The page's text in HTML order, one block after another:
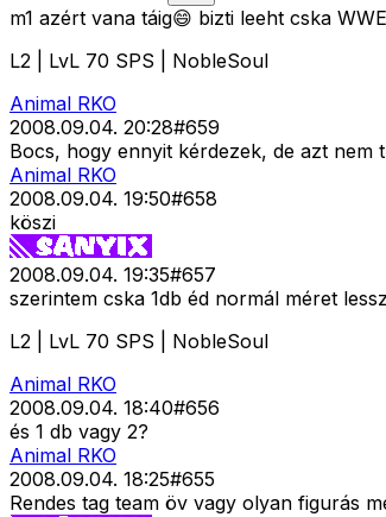
m1 azért vana táig😄 bizti leeht cska
L2 | LvL 70 SPS | NobleSoul
Animal RKO
2008.09.04. 20:28#659
Bocs, hogy ennyit kérdezek, de azt
Animal RKO
2008.09.04. 19:50#658
köszi
2008.09.04. 19:35#657
szerintem cska 1db éd normál méret
L2 | LvL 70 SPS | NobleSoul
Animal RKO
2008.09.04. 18:40#656
és 1 db vagy 2?
Animal RKO
2008.09.04. 18:25#655
Rendes tag team öv vagy olyan figurás